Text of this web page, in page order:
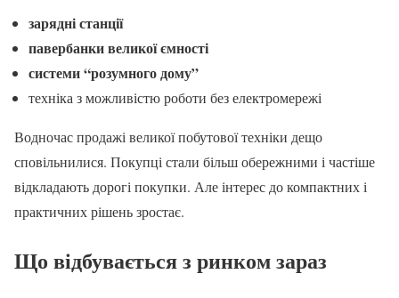
зарядні станції
павербанки великої ємності
системи “розумного дому”
техніка з можливістю роботи без електромережі
Водночас продажі великої побутової техніки дещо
сповільнилися. Покупці стали більш обережними і частіше
відкладають дорогі покупки. Але інтерес до компактних і
практичних рішень зростає.
Що відбувається з ринком зараз